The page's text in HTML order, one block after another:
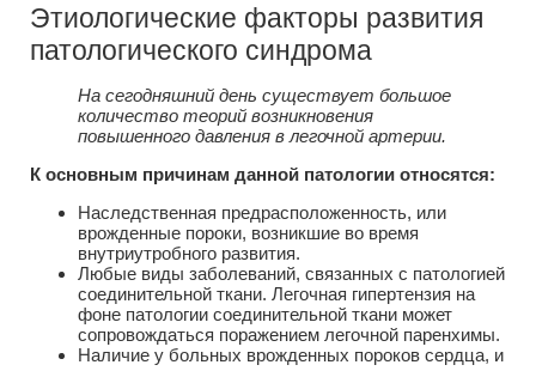
Этиологические факторы развития
патологического синдрома
На сегодняшний день существует большое
количество теорий возникновения
повышенного давления в легочной артерии.
К основным причинам данной патологии относятся:
Наследственная предрасположенность, или
врожденные пороки, возникшие во время
внутриутробного развития.
Любые виды заболеваний, связанных с патологией
соединительной ткани. Легочная гипертензия на
фоне патологии соединительной ткани может
сопровождаться поражением легочной паренхимы.
Наличие у больных врожденных пороков сердца, и